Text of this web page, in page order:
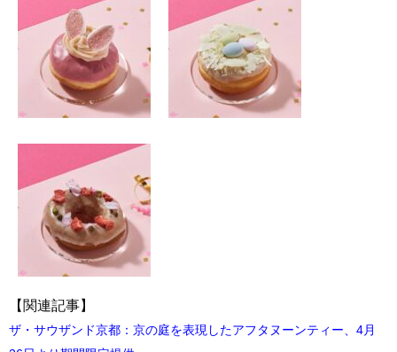
【関連記事】
ザ・サウザンド京都：京の庭を表現したアフタヌーンティー、4月